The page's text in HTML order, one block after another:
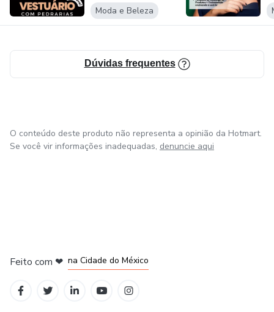
Moda e Beleza
Dúvidas frequentes
O conteúdo deste produto não representa a opinião da Hotmart.
Se você vir informações inadequadas, denuncie aqui
Feito com ❤ na Cidade do México